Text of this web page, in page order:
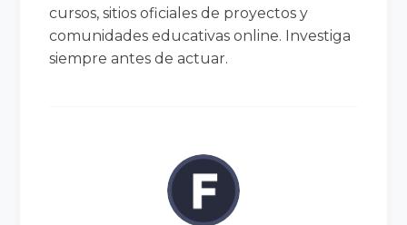
cursos, sitios oficiales de proyectos y
comunidades educativas online. Investiga
siempre antes de actuar.